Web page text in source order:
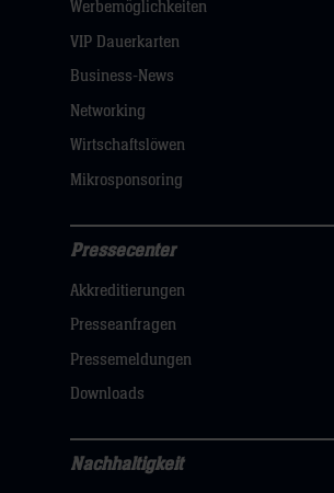
öffnen,
dann
klicken
Werbemöglichkeiten
VIP Dauerkarten
Business-News
Networking
Wirtschaftslöwen
Mikrosponsoring
Navigation
öffnen,
dann
klicken
hier
Pressecenter
Akkreditierungen
Presseanfragen
Pressemeldungen
Downloads
Nachhaltigkeit
Nachhaltigkeit